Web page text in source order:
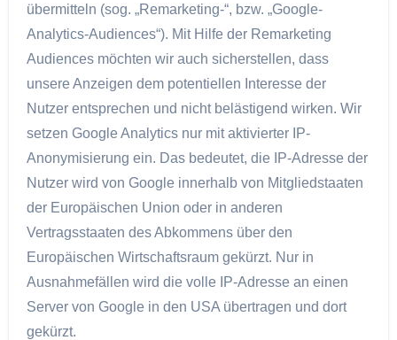
übermitteln (sog. „Remarketing-“, bzw. „Google-
Analytics-Audiences“). Mit Hilfe der Remarketing
Audiences möchten wir auch sicherstellen, dass
unsere Anzeigen dem potentiellen Interesse der
Nutzer entsprechen und nicht belästigend wirken. Wir
setzen Google Analytics nur mit aktivierter IP-
Anonymisierung ein. Das bedeutet, die IP-Adresse der
Nutzer wird von Google innerhalb von Mitgliedstaaten
der Europäischen Union oder in anderen
Vertragsstaaten des Abkommens über den
Europäischen Wirtschaftsraum gekürzt. Nur in
Ausnahmefällen wird die volle IP-Adresse an einen
Server von Google in den USA übertragen und dort
gekürzt.